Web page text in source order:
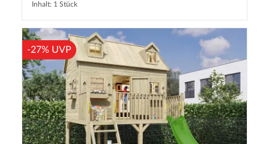
Inhalt: 1 Stück
-27% UVP